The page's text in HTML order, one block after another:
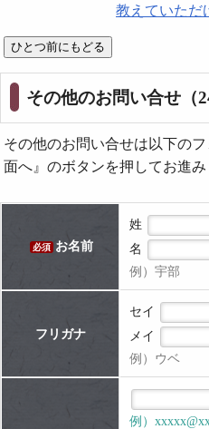
教えていただ
その他のお問い合せ（
その他のお問い合せは以下の
面へ』のボタンを押してお進み
必須 お名前
姓
名
例）宇部
フリガナ
セイ
メイ
例）ウベ
例）